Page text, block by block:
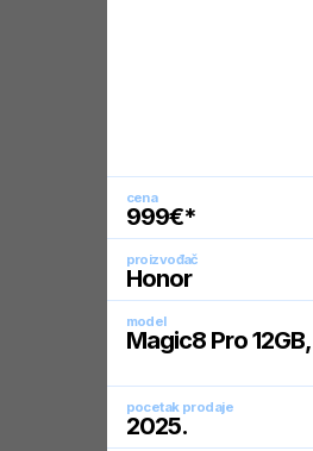
cena
999€*
proizvođač
Honor
model
Magic8 Pro
pocetak prodaje
2025.